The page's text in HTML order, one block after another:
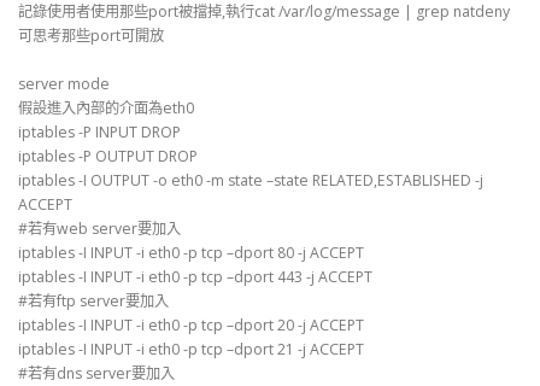
記錄使用者使用那些port被擋掉,執行cat /var/log/message | grep natdeny
可思考那些port可開放
server mode
假設進入內部的介面為eth0
iptables -P INPUT DROP
iptables -P OUTPUT DROP
iptables -I OUTPUT -o eth0 -m state –state RELATED,ESTABLISHED -j
ACCEPT
#若有web server要加入
iptables -I INPUT -i eth0 -p tcp –dport 80 -j ACCEPT
iptables -I INPUT -i eth0 -p tcp –dport 443 -j ACCEPT
#若有ftp server要加入
iptables -I INPUT -i eth0 -p tcp –dport 20 -j ACCEPT
iptables -I INPUT -i eth0 -p tcp –dport 21 -j ACCEPT
#若有dns server要加入